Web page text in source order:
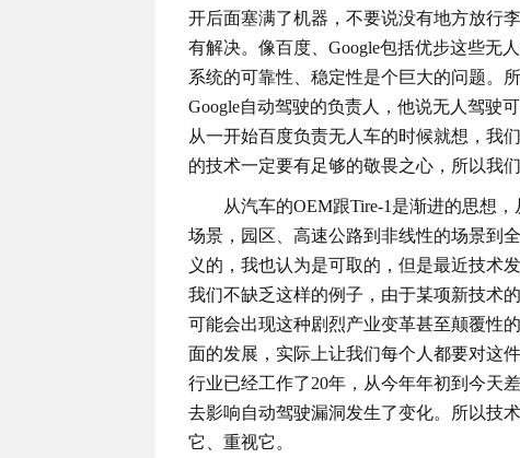
开后面塞满了机器，不要说没有地方放行
有解决。像百度、Google包括优步这些无
系统的可靠性、稳定性是个巨大的问题。
Google自动驾驶的负责人，他说无人驾驶
从一开始百度负责无人车的时候就想，我
的技术一定要有足够的敬畏之心，所以我
从汽车的OEM跟Tire-1是渐进的思想
场景，园区、高速公路到非线性的场景到
义的，我也认为是可取的，但是最近技术
我们不缺乏这样的例子，由于某项新技术
可能会出现这种剧烈产业变革甚至颠覆性
面的发展，实际上让我们每个人都要对这
行业已经工作了20年，从今年年初到今天
去影响自动驾驶漏洞发生了变化。所以技
它、重视它。